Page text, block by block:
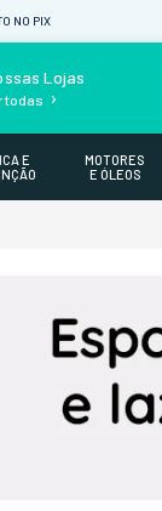
NO PIX
Lojas
todas
E
MOTORES
E ÓLEOS